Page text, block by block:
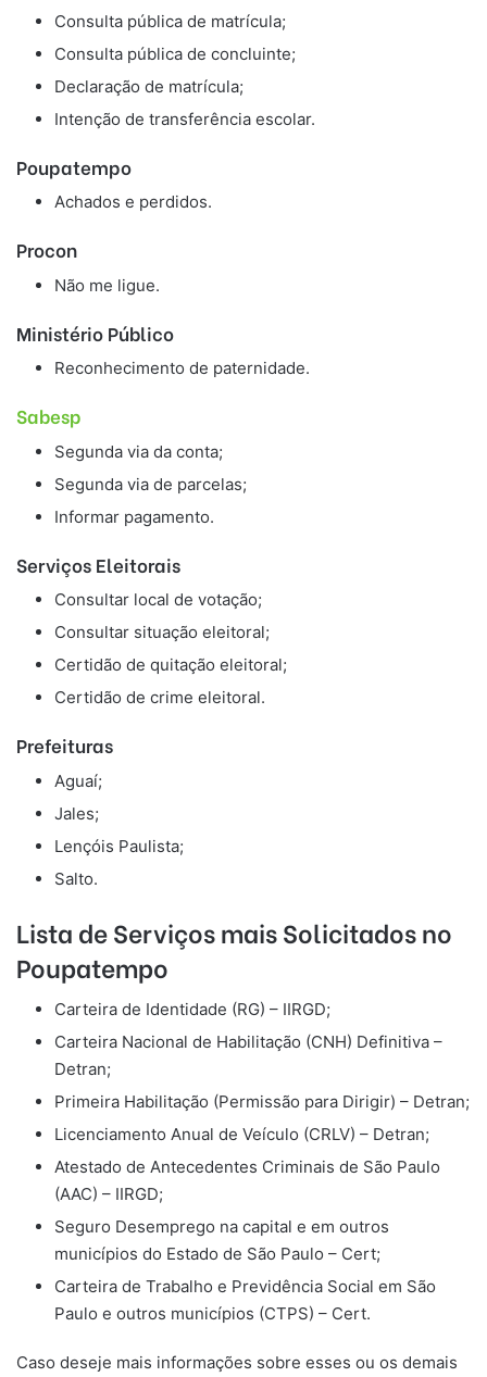
Consulta pública de matrícula;
Consulta pública de concluinte;
Declaração de matrícula;
Intenção de transferência escolar.
Poupatempo
Achados e perdidos.
Procon
Não me ligue.
Ministério Público
Reconhecimento de paternidade.
Sabesp
Segunda via da conta;
Segunda via de parcelas;
Informar pagamento.
Serviços Eleitorais
Consultar local de votação;
Consultar situação eleitoral;
Certidão de quitação eleitoral;
Certidão de crime eleitoral.
Prefeituras
Aguaí;
Jales;
Lençóis Paulista;
Salto.
Lista de Serviços mais Solicitados no
Poupatempo
Carteira de Identidade (RG) – IIRGD;
Carteira Nacional de Habilitação (CNH) Definitiva –
Detran;
Primeira Habilitação (Permissão para Dirigir) – Detran;
Licenciamento Anual de Veículo (CRLV) – Detran;
Atestado de Antecedentes Criminais de São Paulo
(AAC) – IIRGD;
Seguro Desemprego na capital e em outros
municípios do Estado de São Paulo – Cert;
Carteira de Trabalho e Previdência Social em São
Paulo e outros municípios (CTPS) – Cert.
Caso deseje mais informações sobre esses ou os demais